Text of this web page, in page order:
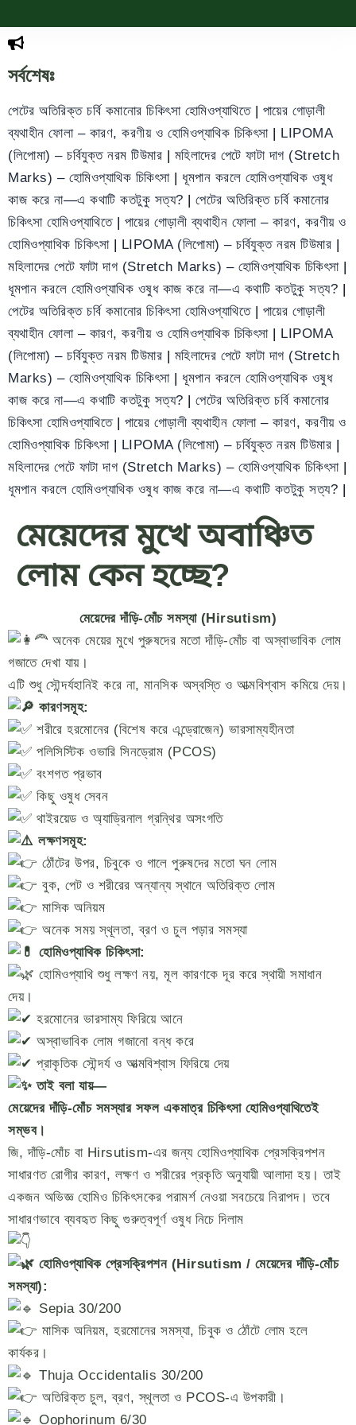
সর্বশেষঃ
পেটের অতিরিক্ত চর্বি কমানোর চিকিৎসা হোমিওপ্যাথিতে | পায়ের গোড়ালী
ব্যথাহীন ফোলা – কারণ, করণীয় ও হোমিওপ্যাথিক চিকিৎসা | LIPOMA
(লিপোমা) – চর্বিযুক্ত নরম টিউমার | মহিলাদের পেটে ফাটা দাগ (Stretch
Marks) – হোমিওপ্যাথিক চিকিৎসা | ধূমপান করলে হোমিওপ্যাথিক ওষুধ
কাজ করে না—এ কথাটি কতটুকু সত্য? | পেটের অতিরিক্ত চর্বি কমানোর
চিকিৎসা হোমিওপ্যাথিতে | পায়ের গোড়ালী ব্যথাহীন ফোলা – কারণ, করণীয় ও
হোমিওপ্যাথিক চিকিৎসা | LIPOMA (লিপোমা) – চর্বিযুক্ত নরম টিউমার |
মহিলাদের পেটে ফাটা দাগ (Stretch Marks) – হোমিওপ্যাথিক চিকিৎসা |
ধূমপান করলে হোমিওপ্যাথিক ওষুধ কাজ করে না—এ কথাটি কতটুকু সত্য? |
পেটের অতিরিক্ত চর্বি কমানোর চিকিৎসা হোমিওপ্যাথিতে | পায়ের গোড়ালী
ব্যথাহীন ফোলা – কারণ, করণীয় ও হোমিওপ্যাথিক চিকিৎসা | LIPOMA
(লিপোমা) – চর্বিযুক্ত নরম টিউমার | মহিলাদের পেটে ফাটা দাগ (Stretch
Marks) – হোমিওপ্যাথিক চিকিৎসা | ধূমপান করলে হোমিওপ্যাথিক ওষুধ
কাজ করে না—এ কথাটি কতটুকু সত্য? | পেটের অতিরিক্ত চর্বি কমানোর
চিকিৎসা হোমিওপ্যাথিতে | পায়ের গোড়ালী ব্যথাহীন ফোলা – কারণ, করণীয় ও
হোমিওপ্যাথিক চিকিৎসা | LIPOMA (লিপোমা) – চর্বিযুক্ত নরম টিউমার |
মহিলাদের পেটে ফাটা দাগ (Stretch Marks) – হোমিওপ্যাথিক চিকিৎসা |
ধূমপান করলে হোমিওপ্যাথিক ওষুধ কাজ করে না—এ কথাটি কতটুকু সত্য? |
মেয়েদের মুখে অবাঞ্চিত
লোম কেন হচ্ছে?
মেয়েদের দাঁড়ি-মোঁচ সমস্যা (Hirsutism)
অনেক মেয়ের মুখে পুরুষদের মতো দাঁড়ি-মোঁচ বা অস্বাভাবিক লোম
গজাতে দেখা যায়।
এটি শুধু সৌন্দর্যহানিই করে না, মানসিক অস্বস্তি ও আত্মবিশ্বাস কমিয়ে দেয়।
কারণসমূহ:
শরীরে হরমোনের (বিশেষ করে এন্ড্রোজেন) ভারসাম্যহীনতা
পলিসিস্টিক ওভারি সিনড্রোম (PCOS)
বংশগত প্রভাব
কিছু ওষুধ সেবন
থাইরয়েড ও অ্যাড্রিনাল গ্রন্থির অসংগতি
লক্ষণসমূহ:
ঠোঁটের উপর, চিবুকে ও গালে পুরুষদের মতো ঘন লোম
বুক, পেট ও শরীরের অন্যান্য স্থানে অতিরিক্ত লোম
মাসিক অনিয়ম
অনেক সময় স্থূলতা, ব্রণ ও চুল পড়ার সমস্যা
হোমিওপ্যাথিক চিকিৎসা:
হোমিওপ্যাথি শুধু লক্ষণ নয়, মূল কারণকে দূর করে স্থায়ী সমাধান
দেয়।
হরমোনের ভারসাম্য ফিরিয়ে আনে
অস্বাভাবিক লোম গজানো বন্ধ করে
প্রাকৃতিক সৌন্দর্য ও আত্মবিশ্বাস ফিরিয়ে দেয়
তাই বলা যায়—
মেয়েদের দাঁড়ি-মোঁচ সমস্যার সফল একমাত্র চিকিৎসা হোমিওপ্যাথিতেই
সম্ভব।
জি, দাঁড়ি-মোঁচ বা Hirsutism-এর জন্য হোমিওপ্যাথিক প্রেসক্রিপশন
সাধারণত রোগীর কারণ, লক্ষণ ও শরীরের প্রকৃতি অনুযায়ী আলাদা হয়। তাই
একজন অভিজ্ঞ হোমিও চিকিৎসকের পরামর্শ নেওয়া সবচেয়ে নিরাপদ। তবে
সাধারণভাবে ব্যবহৃত কিছু গুরুত্বপূর্ণ ওষুধ নিচে দিলাম
হোমিওপ্যাথিক প্রেসক্রিপশন (Hirsutism / মেয়েদের দাঁড়ি-মোঁচ
সমস্যা):
Sepia 30/200
মাসিক অনিয়ম, হরমোনের সমস্যা, চিবুক ও ঠোঁটে লোম হলে
কার্যকর।
Thuja Occidentalis 30/200
অতিরিক্ত চুল, ব্রণ, স্থূলতা ও PCOS-এ উপকারী।
Oophorinum 6/30